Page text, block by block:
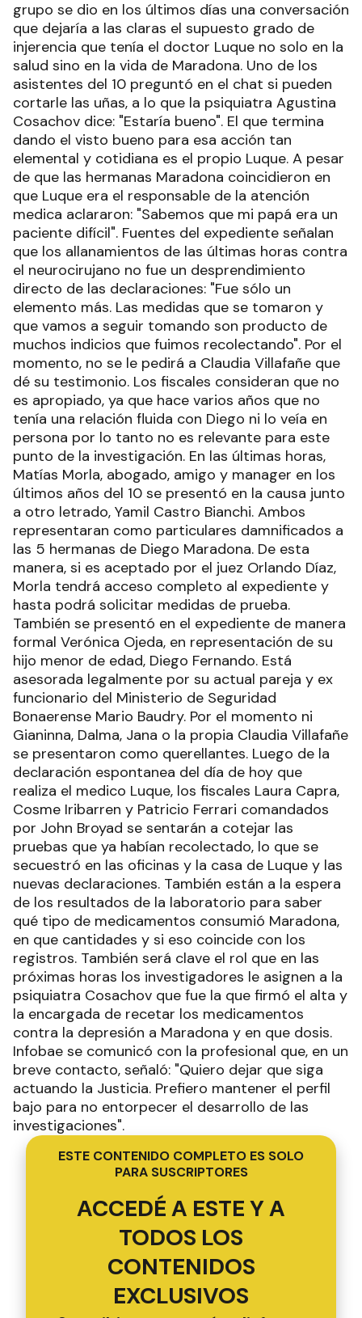
grupo se dio en los últimos días una conversación
que dejaría a las claras el supuesto grado de
injerencia que tenía el doctor Luque no solo en la
salud sino en la vida de Maradona. Uno de los
asistentes del 10 preguntó en el chat si pueden
cortarle las uñas, a lo que la psiquiatra Agustina
Cosachov dice: "Estaría bueno". El que termina
dando el visto bueno para esa acción tan
elemental y cotidiana es el propio Luque. A pesar
de que las hermanas Maradona coincidieron en
que Luque era el responsable de la atención
medica aclararon: "Sabemos que mi papá era un
paciente difícil". Fuentes del expediente señalan
que los allanamientos de las últimas horas contra
el neurocirujano no fue un desprendimiento
directo de las declaraciones: "Fue sólo un
elemento más. Las medidas que se tomaron y
que vamos a seguir tomando son producto de
muchos indicios que fuimos recolectando". Por el
momento, no se le pedirá a Claudia Villafañe que
dé su testimonio. Los fiscales consideran que no
es apropiado, ya que hace varios años que no
tenía una relación fluida con Diego ni lo veía en
persona por lo tanto no es relevante para este
punto de la investigación. En las últimas horas,
Matías Morla, abogado, amigo y manager en los
últimos años del 10 se presentó en la causa junto
a otro letrado, Yamil Castro Bianchi. Ambos
representaran como particulares damnificados a
las 5 hermanas de Diego Maradona. De esta
manera, si es aceptado por el juez Orlando Díaz,
Morla tendrá acceso completo al expediente y
hasta podrá solicitar medidas de prueba.
También se presentó en el expediente de manera
formal Verónica Ojeda, en representación de su
hijo menor de edad, Diego Fernando. Está
asesorada legalmente por su actual pareja y ex
funcionario del Ministerio de Seguridad
Bonaerense Mario Baudry. Por el momento ni
Gianinna, Dalma, Jana o la propia Claudia Villafañe
se presentaron como querellantes. Luego de la
declaración espontanea del día de hoy que
realiza el medico Luque, los fiscales Laura Capra,
Cosme Iribarren y Patricio Ferrari comandados
por John Broyad se sentarán a cotejar las
pruebas que ya habían recolectado, lo que se
secuestró en las oficinas y la casa de Luque y las
nuevas declaraciones. También están a la espera
de los resultados de la laboratorio para saber
qué tipo de medicamentos consumió Maradona,
en que cantidades y si eso coincide con los
registros. También será clave el rol que en las
próximas horas los investigadores le asignen a la
psiquiatra Cosachov que fue la que firmó el alta y
la encargada de recetar los medicamentos
contra la depresión a Maradona y en que dosis.
Infobae se comunicó con la profesional que, en un
breve contacto, señaló: "Quiero dejar que siga
actuando la Justicia. Prefiero mantener el perfil
bajo para no entorpecer el desarrollo de las
investigaciones".
ESTE CONTENIDO COMPLETO ES SOLO
PARA SUSCRIPTORES
ACCEDÉ A ESTE Y A
TODOS LOS
CONTENIDOS
EXCLUSIVOS